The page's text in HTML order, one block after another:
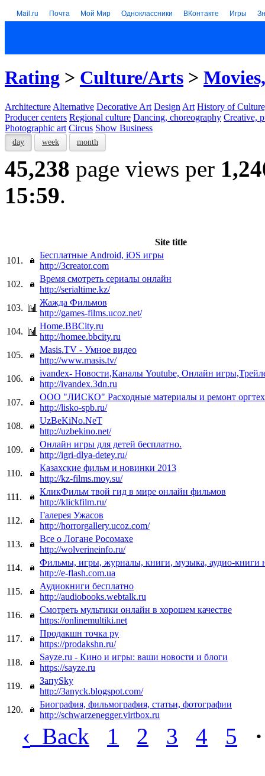
Mail.ru Почта Мой Мир Одноклассники ВКонтакте Игры
Rating > Culture/Arts >
Architecture Alternative Decorative Art Design Art History of
Producer centers Regional culture Dancing, choreography Creative,
Photographic art Circus Show Business
day week month
45,238 page views per
15:59.
Site title
101.
Бесплатные Android, iOS игры
http://3creator.com
102.
Время смотреть сериалы онлайн
http://serialtime.kz/
103.
Жажда Фильмов
http://games-films.ucoz.net/
104.
Home.BBCity.ru
http://homee.bbcity.ru
105.
Masis.TV - Умное видео
http://www.masis.tv/
106.
ivandex- Новости,Каналы Youtube, Онлайн
http://ivandex.3dn.ru
107.
ООО "ЛИСКО" Расходные материалы и ремонт
http://lisko-spb.ru/
108.
UzBeKiNo.NeT
http://uzbekino.net/
109.
Онлайн игры для детей бесплатно.
http://igri-dlya-detey.ru/
110.
Казахские фильм и новинки 2013
http://kz-films.moy.su/
111.
КликФильм твой гид в мире онлайн фильмов
http://klickfilm.ru/
112.
Галерея Ужасов
http://horrorgallery.ucoz.com/
113.
Все о Логане Росомахе
http://wolverineinfo.ru/
114.
Фильмы, игры, журналы, книги, музыка, аудио-книги
http://e-flash.com.ua
115.
Аудиокниги бесплатно
http://audiobooks.webtalk.ru
116.
Смотреть мультики онлайн в хорошем качестве
https://onlinemultiki.net
117.
Продакшн точка ру
https://prodakshn.ru/
118.
Sayze.ru - Кино и игры: ваши новости и блоги
https://sayze.ru
119.
ЗапуSky
http://3anyck.blogspot.com/
120.
Биография, фильмография, статьи, фотографии
http://schwarzenegger.virtbox.ru
‹ Back 1 2 3 4 5